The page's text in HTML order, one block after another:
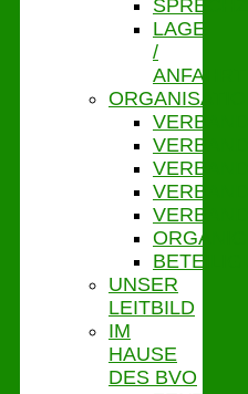
LAGE
/
ANFAHRT
ORGANISATION
UNSER
LEITBILD
IM
HAUSE
DES BVO